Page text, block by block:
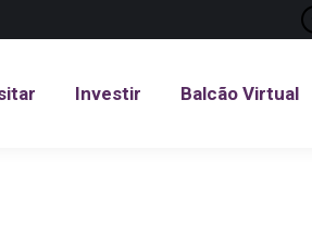
Investir Balcão Virtual
Investir Balcão Virtual